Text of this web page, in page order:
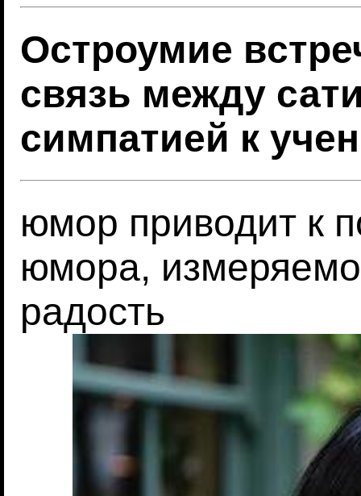
Остроумие
связь между
симпатией к
юмор приводит к
юмора,
радость